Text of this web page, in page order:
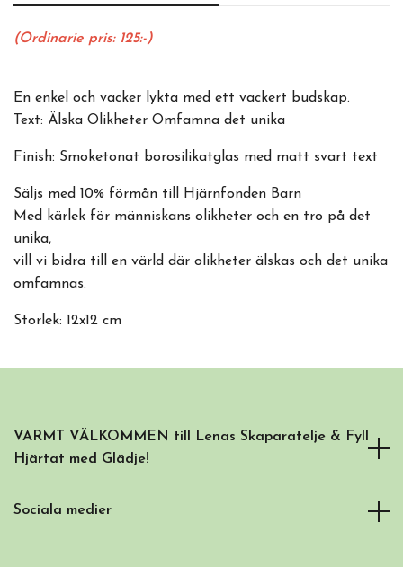
(Ordinarie pris: 125:-)
En enkel och vacker lykta med ett vackert budskap.
Text: Älska Olikheter Omfamna det unika
Finish: Smoketonat borosilikatglas med matt svart text
Säljs med 10% förmån till Hjärnfonden Barn
Med kärlek för människans olikheter och en tro på det
unika,
vill vi bidra till en värld där olikheter älskas och det unika
omfamnas.
Storlek: 12x12 cm
VARMT VÄLKOMMEN till Lenas Skaparatelje & Fyll
Hjärtat med Glädje!
Sociala medier